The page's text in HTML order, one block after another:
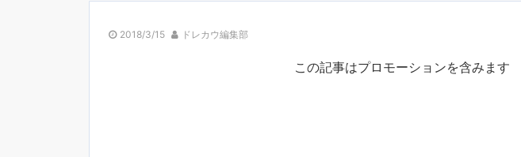
2018/3/15 ドレカウ編集部
この記事はプロモーションを含みます